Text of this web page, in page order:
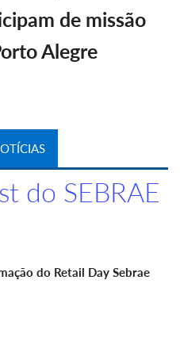
de missão
Alegre
do SEBRAE
do Retail Day Sebrae